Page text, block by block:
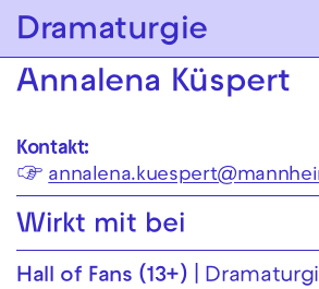
Zur Hauptnavigation springen
Zum Hauptinhalt springen
Dramaturgie
Annalena Küspert
Kontakt:
☞
Wirkt mit bei
Hall of Fans (13+)